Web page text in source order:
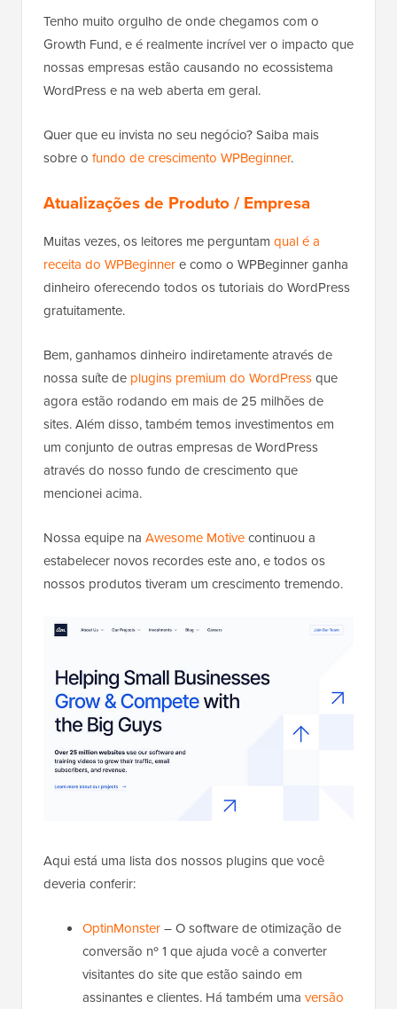
Tenho muito orgulho de onde chegamos com o
Growth Fund, e é realmente incrível ver o impacto que
nossas empresas estão causando no ecossistema
WordPress e na web aberta em geral.
Quer que eu invista no seu negócio? Saiba mais
sobre o fundo de crescimento WPBeginner.
Atualizações de Produto / Empresa
Muitas vezes, os leitores me perguntam qual é a
receita do WPBeginnere como o WPBeginner ganha
dinheiro oferecendo todos os tutoriais do WordPress
gratuitamente.
Bem, ganhamos dinheiro indiretamente através de
nossa suíte de plugins premium do WordPressque
agora estão rodando em mais de 25 milhões de
sites. Além disso, também temos investimentos em
um conjunto de outras empresas de WordPress
através do nosso fundo de crescimento que
mencionei acima.
Nossa equipe na Awesome Motivecontinuou a
estabelecer novos recordes este ano, e todos os
nossos produtos tiveram um crescimento tremendo.
Aqui está uma lista dos nossos plugins que você
deveria conferir:
OptinMonster– O software de otimização de
conversão nº 1 que ajuda você a converter
visitantes do site que estão saindo em
assinantes e clientes. Há também uma versão